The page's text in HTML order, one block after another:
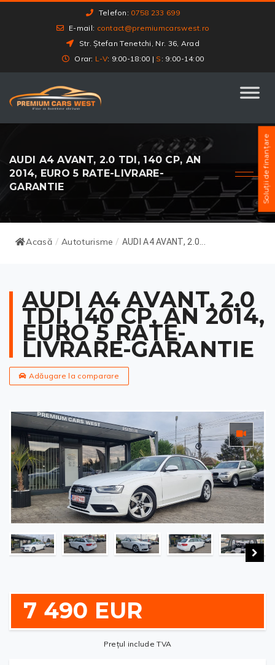
Telefon: 0758 233 699
E-mail: contact@premiumcarswest.ro
Str. Ștefan Tenetchi, Nr. 36, Arad
Orar: L-V: 9:00-18:00 | S : 9:00-14:00
AUDI A4 AVANT, 2.0 TDI, 140 CP, AN
2014, EURO 5 RATE-LIVRARE-
GARANTIE
Acasă / Autoturisme / AUDI A4 AVANT, 2.0...
AUDI A4 AVANT, 2.0
TDI, 140 CP, AN 2014,
EURO 5 RATE-
LIVRARE-GARANTIE
Adăugare la comparare
7 490 EUR
Prețul include TVA
Soluții de finanțare